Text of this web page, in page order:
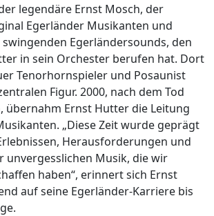
legendäre Ernst Mosch, der
Egerländer Musikanten und
Egerländersounds, den
in sein Orchester berufen hat. Dort
Tenorhornspieler und Posaunist
Figur. 2000, nach dem Tod
übernahm Ernst Hutter die Leitung
„Diese Zeit wurde geprägt
Herausforderungen und
unvergesslichen Musik, die wir
haben“, erinnert sich Ernst
auf seine Egerländer-Karriere bis